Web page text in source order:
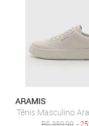
ARAMIS
Tênis Masculino
R$359,90 -